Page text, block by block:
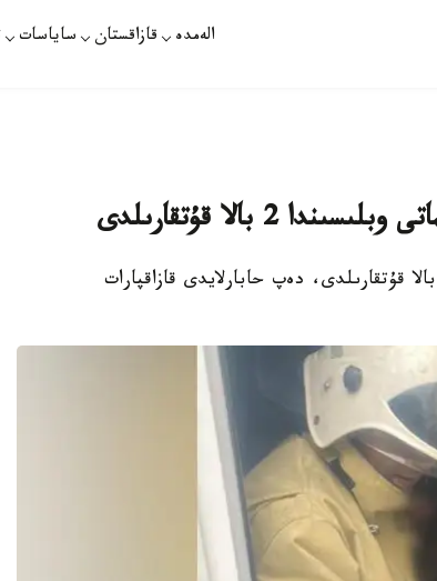
الەمدە قازاقستان ساياسات
2 بالا قۇتقارىلدى
قۇتقارىلدى، دەپ حابارلايدى قازاقپارات